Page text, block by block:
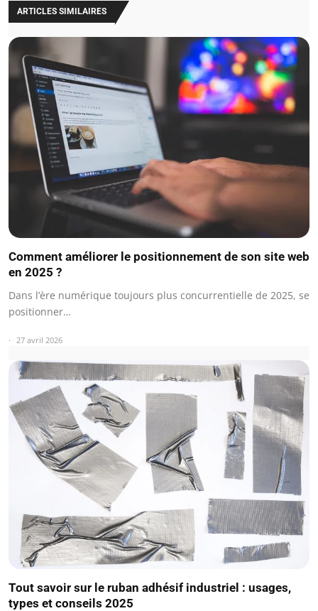
ARTICLES SIMILAIRES
Comment améliorer le positionnement de son site web
en 2025 ?
Dans l’ère numérique toujours plus concurrentielle de 2025, se
positionner…
27 avril 2026
Tout savoir sur le ruban adhésif industriel : usages,
types et conseils 2025